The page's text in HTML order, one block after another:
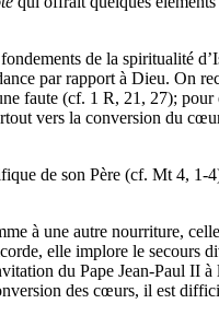
de la spiritualité
par rapport à Dieu. On
faute (cf. 1 R, 21, 27); pour
vers la conversion du
de son Père (cf. Mt 4,
à une autre nourriture,
elle implore le secours
du Pape Jean-Paul II
des cœurs, il est